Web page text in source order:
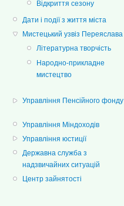
Відкриття сезону
Дати і події з життя міста
Мистецький узвіз Переяслава
Літературна творчість
Народно-прикладне
мистецтво
Управління Пенсійного фонду
Управління Міндоходів
Управління юстиції
Державна служба з
надзвичайних ситуацій
Центр зайнятості